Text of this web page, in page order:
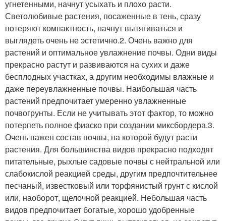
угнетенными, начнут усыхать и плохо расти.
Светолюбивые растения, посаженные в тень, сразу
потеряют компактность, начнут вытягиваться и
выглядеть очень не эстетично.2. Очень важно для
растений и оптимальное увлажнение почвы. Одни виды
прекрасно растут и развиваются на сухих и даже
бесплодных участках, а другим необходимы влажные и
даже переувлажненные почвы. Наибольшая часть
растений предпочитает умеренно увлажненные
почвогрунты. Если не учитывать этот фактор, то можно
потерпеть полное фиаско при создании миксбордера.3.
Очень важен состав почвы, на которой будут расти
растения. Для большинства видов прекрасно подходят
питательные, рыхлые садовые почвы с нейтральной или
слабокислой реакцией среды, другим предпочтительнее
песчаный, известковый или торфянистый грунт с кислой
или, наоборот, щелочной реакцией. Небольшая часть
видов предпочитает богатые, хорошо удобренные